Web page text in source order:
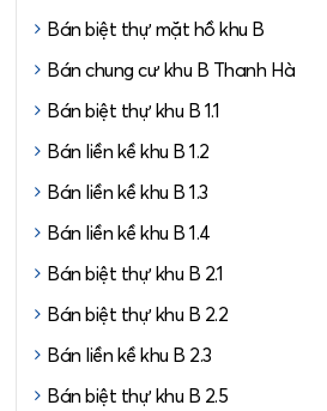
Bán biệt thự mặt hồ khu B
Bán chung cư khu B Thanh Hà
Bán biệt thự khu B 1.1
Bán liền kề khu B 1.2
Bán liền kề khu B 1.3
Bán liền kề khu B 1.4
Bán biệt thự khu B 2.1
Bán biệt thự khu B 2.2
Bán liền kề khu B 2.3
Bán biệt thự khu B 2.5